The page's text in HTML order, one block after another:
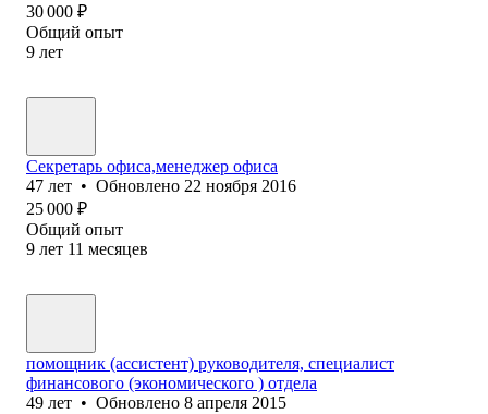
30 000 ₽
Общий опыт
9 лет
Секретарь офиса,менеджер офиса
47 лет • Обновлено 22 ноября 2016
25 000 ₽
Общий опыт
9 лет 11 месяцев
помощник (ассистент) руководителя, специалист
финансового (экономического ) отдела
49 лет • Обновлено 8 апреля 2015